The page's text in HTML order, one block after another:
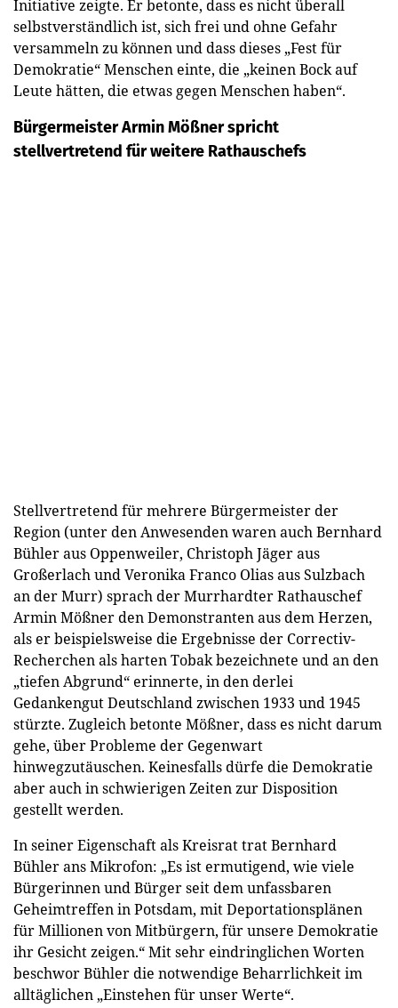
Initiative zeigte. Er betonte, dass es nicht überall
selbstverständlich ist, sich frei und ohne Gefahr
versammeln zu können und dass dieses „Fest für
Demokratie“ Menschen einte, die „keinen Bock auf
Leute hätten, die etwas gegen Menschen haben“.
Bürgermeister Armin Mößner spricht
stellvertretend für weitere Rathauschefs
Stellvertretend für mehrere Bürgermeister der
Region (unter den Anwesenden waren auch Bernhard
Bühler aus Oppenweiler, Christoph Jäger aus
Großerlach und Veronika Franco Olias aus Sulzbach
an der Murr) sprach der Murrhardter Rathauschef
Armin Mößner den Demonstranten aus dem Herzen,
als er beispielsweise die Ergebnisse der Correctiv-
Recherchen als harten Tobak bezeichnete und an den
„tiefen Abgrund“ erinnerte, in den derlei
Gedankengut Deutschland zwischen 1933 und 1945
stürzte. Zugleich betonte Mößner, dass es nicht darum
gehe, über Probleme der Gegenwart
hinwegzutäuschen. Keinesfalls dürfe die Demokratie
aber auch in schwierigen Zeiten zur Disposition
gestellt werden.
In seiner Eigenschaft als Kreisrat trat Bernhard
Bühler ans Mikrofon: „Es ist ermutigend, wie viele
Bürgerinnen und Bürger seit dem unfassbaren
Geheimtreffen in Potsdam, mit Deportationsplänen
für Millionen von Mitbürgern, für unsere Demokratie
ihr Gesicht zeigen.“ Mit sehr eindringlichen Worten
beschwor Bühler die notwendige Beharrlichkeit im
alltäglichen „Einstehen für unser Werte“.